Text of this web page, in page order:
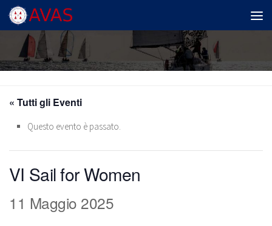
Salta al contenuto
« Tutti gli Eventi
Questo evento è passato.
VI Sail for Women
11 Maggio 2025